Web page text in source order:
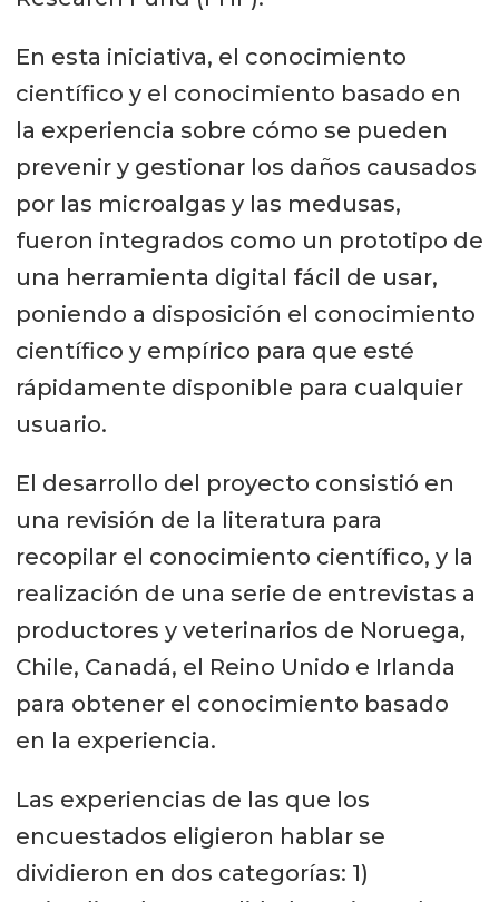
En esta iniciativa, el conocimiento
científico y el conocimiento basado en
la experiencia sobre cómo se pueden
prevenir y gestionar los daños causados
por las microalgas y las medusas,
fueron integrados como un prototipo de
una herramienta digital fácil de usar,
poniendo a disposición el conocimiento
científico y empírico para que esté
rápidamente disponible para cualquier
usuario.
El desarrollo del proyecto consistió en
una revisión de la literatura para
recopilar el conocimiento científico, y la
realización de una serie de entrevistas a
productores y veterinarios de Noruega,
Chile, Canadá, el Reino Unido e Irlanda
para obtener el conocimiento basado
en la experiencia.
Las experiencias de las que los
encuestados eligieron hablar se
dividieron en dos categorías: 1)